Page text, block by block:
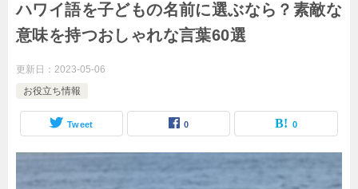
ハワイ語を子どもの名前に選ぶなら？素敵な
意味を持つおしゃれな言葉60選
更新日： 2023-05-06
お役立ち情報
Tweet 0 0